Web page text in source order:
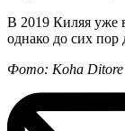
В 2019 Киляя уже
однако до сих пор
Фото: Koha Ditore